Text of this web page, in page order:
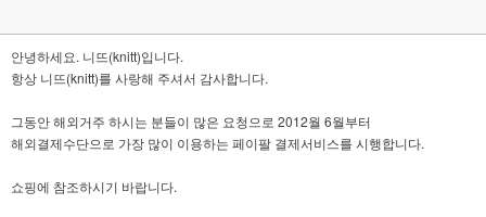
안녕하세요. 니뜨(knitt)입니다.
항상 니뜨(knitt)를 사랑해 주셔서 감사합니다.
그동안 해외거주 하시는 분들이 많은 요청으로 2012월 6월부터
해외결제수단으로 가장 많이 이용하는 페이팔 결제서비스를 시행합니다.
쇼핑에 참조하시기 바랍니다.